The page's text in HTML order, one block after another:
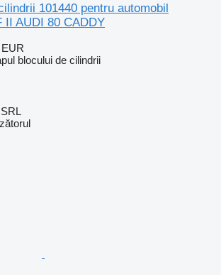
101440 pentru automobil
II AUDI 80 CADDY
blocului de cilindrii